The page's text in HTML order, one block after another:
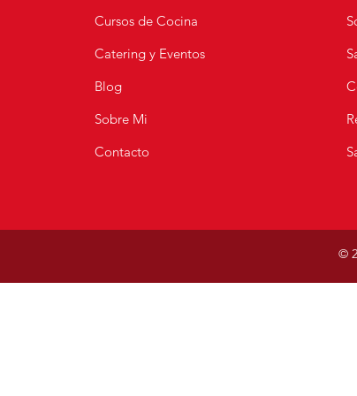
Cursos de Cocina
Catering y Eventos
Blog
Sobre Mi
Contacto
©